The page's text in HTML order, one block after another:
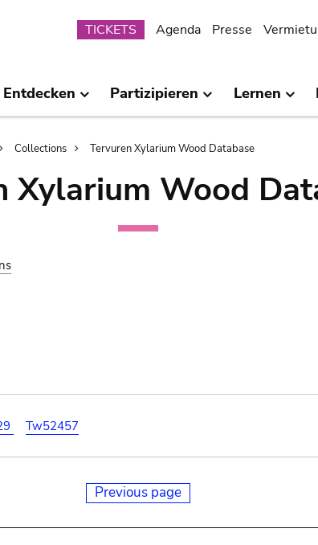
Submenu
TICKETS Agenda Presse
Entdecken Partizipieren Lernen
Collections Tervuren Xylarium Wood Database
Xylarium Wood
Tw52457
Previous page